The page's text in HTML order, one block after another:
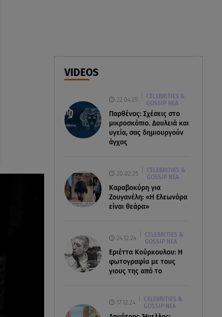
07.08.26 , 17:44
Παιδικοί σταθμοί: Πότε βγαίνουν
τα προσωρινά αποτελέσματα
VIDEOS
22.04.25
CELEBRITIES &
GOSSIP ΝΕΑ
Παρθένος: Σχέσεις στο
μικροσκόπιο. Δουλειά και
υγεία, σας δημιουργούν
άγχος
20.02.25
CELEBRITIES &
GOSSIP ΝΕΑ
Καραβοκύρη για
Ζουγανέλη: «Η Ελεωνόρα
είναι θεάρα»
24.12.24
CELEBRITIES &
GOSSIP ΝΕΑ
Εριέττα Κούρκουλου: Η
φωτογραφία με τους
γιους της από το
17.12.24
CELEBRITIES &
GOSSIP ΝΕΑ